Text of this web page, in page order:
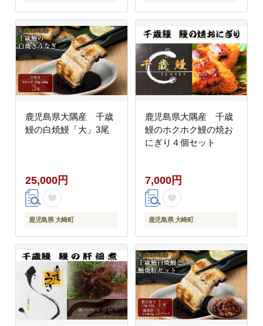
鹿児島県大隅産 千歳
鰻の白焼鰻「大」3尾
25,000円
鹿児島県 大崎町
鹿児島県大隅産 千歳
鰻のホクホク鰻の焼お
にぎり４個セット
7,000円
鹿児島県 大崎町